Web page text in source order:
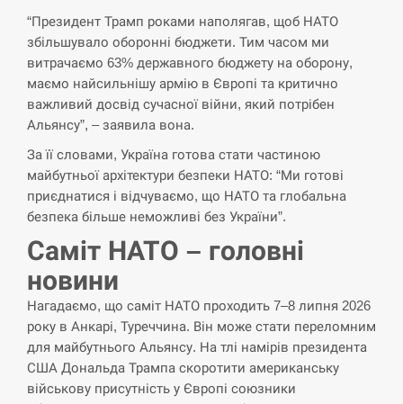
“Президент Трамп роками наполягав, щоб НАТО
збільшувало оборонні бюджети. Тим часом ми
витрачаємо 63% державного бюджету на оборону,
маємо найсильнішу армію в Європі та критично
важливий досвід сучасної війни, який потрібен
Альянсу”, – заявила вона.
За її словами, Україна готова стати частиною
майбутньої архітектури безпеки НАТО: “Ми готові
приєднатися і відчуваємо, що НАТО та глобальна
безпека більше неможливі без України”.
Саміт НАТО – головні
новини
Нагадаємо, що саміт НАТО проходить 7–8 липня 2026
року в Анкарі, Туреччина. Він може стати переломним
для майбутнього Альянсу. На тлі намірів президента
США Дональда Трампа скоротити американську
військову присутність у Європі союзники